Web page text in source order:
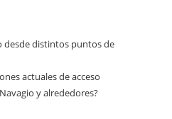
desde distintos puntos de
actuales de acceso
y alrededores?